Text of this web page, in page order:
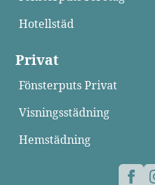
Hotellstäd
Privat
Fönsterputs Privat
Visningsstädning
Hemstädning